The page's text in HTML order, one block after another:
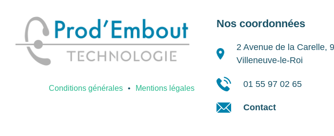
Conditions générales Mentions légales
Nos coordonnées
2 Avenue de la Carelle,
Villeneuve-le-Roi
01 55 97 02 65
Contact